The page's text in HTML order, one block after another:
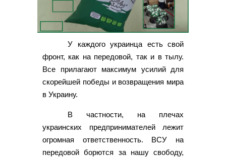
У каждого украинца есть свой
фронт, как на передовой, так и в тылу.
Все прилагают максимум усилий для
скорейшей победы и возвращения мира
в Украину.
В частности, на плечах
украинских предпринимателей лежит
огромная ответственность. ВСУ на
передовой борются за нашу свободу,